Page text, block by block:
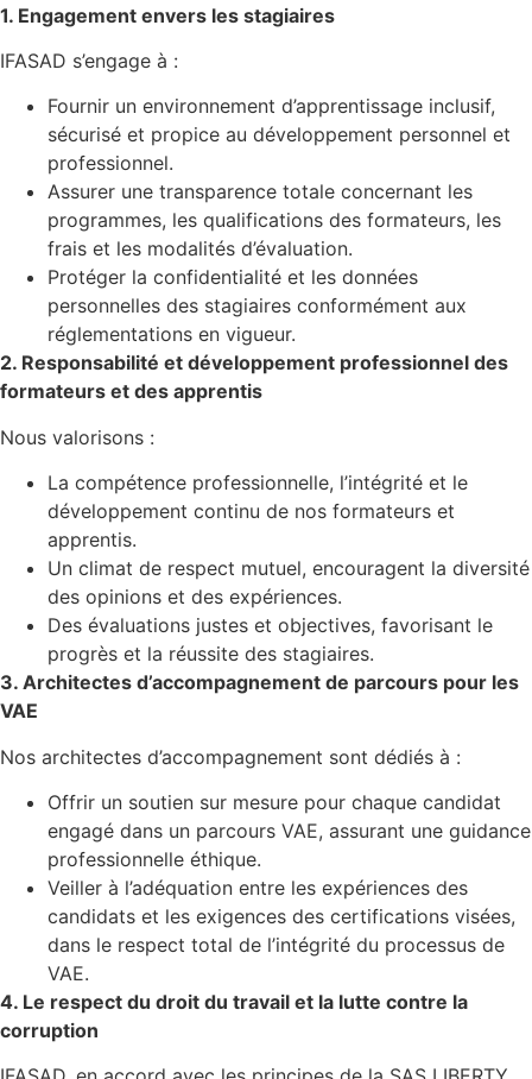
1. Engagement envers les stagiaires
IFASAD s’engage à :
Fournir un environnement d’apprentissage inclusif,
sécurisé et propice au développement personnel et
professionnel.
Assurer une transparence totale concernant les
programmes, les qualifications des formateurs, les
frais et les modalités d’évaluation.
Protéger la confidentialité et les données
personnelles des stagiaires conformément aux
réglementations en vigueur.
2. Responsabilité et développement professionnel des
formateurs et des apprentis
Nous valorisons :
La compétence professionnelle, l’intégrité et le
développement continu de nos formateurs et
apprentis.
Un climat de respect mutuel, encouragent la diversité
des opinions et des expériences.
Des évaluations justes et objectives, favorisant le
progrès et la réussite des stagiaires.
3. Architectes d’accompagnement de parcours pour les
VAE
Nos architectes d’accompagnement sont dédiés à :
Offrir un soutien sur mesure pour chaque candidat
engagé dans un parcours VAE, assurant une guidance
professionnelle éthique.
Veiller à l’adéquation entre les expériences des
candidats et les exigences des certifications visées,
dans le respect total de l’intégrité du processus de
VAE.
4. Le respect du droit du travail et la lutte contre la
corruption